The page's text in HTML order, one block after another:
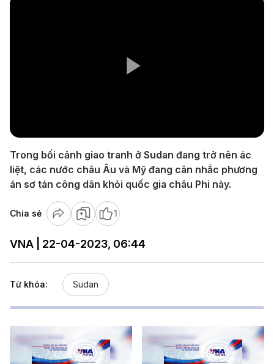
Video
Trong bối cảnh giao tranh ở Sudan đang trở nên ác
liệt, các nước châu Âu và Mỹ đang cân nhắc phương
án sơ tán công dân khỏi quốc gia châu Phi này.
Chia sẻ 1
VNA | 22-04-2023, 06:44
Từ khóa: Sudan